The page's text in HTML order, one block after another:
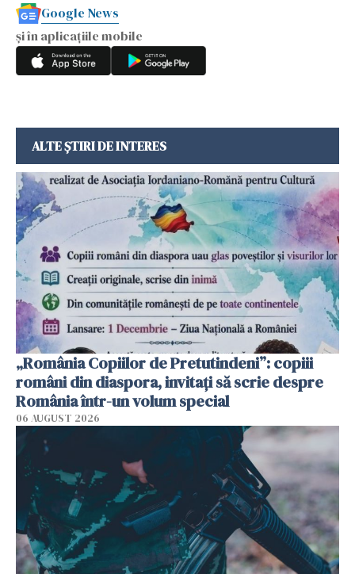
Google News
și în aplicațiile mobile
ALTE ȘTIRI DE INTERES
„România Copiilor de Pretutindeni”: copiii
români din diaspora, invitați să scrie despre
România într-un volum special
06 AUGUST 2026